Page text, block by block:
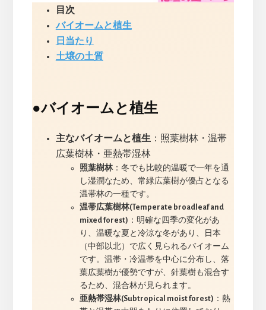
目次
バイオームと植生
日当たり
土壌の土質
●バイオームと植生
主なバイオームと植生 ：照葉樹林・温帯
広葉樹林・亜熱帯湿林
照葉樹林：冬でも比較的温暖で一年を通
し湿潤なため、常緑広葉樹が優占となる
温帯林の一種です。
温帯広葉樹林(Temperate broadleaf and
mixed forest) ：明確な四季の変化があ
り、温暖な夏と冷涼な冬があり、日本
（中部以北）で広く見られるバイオーム
です。温帯・冷温帯を中心に分布し、落
葉広葉樹が優勢ですが、針葉樹も混合す
るため、混合林が見られます。
亜熱帯湿林(Subtropical moist forest) ：熱